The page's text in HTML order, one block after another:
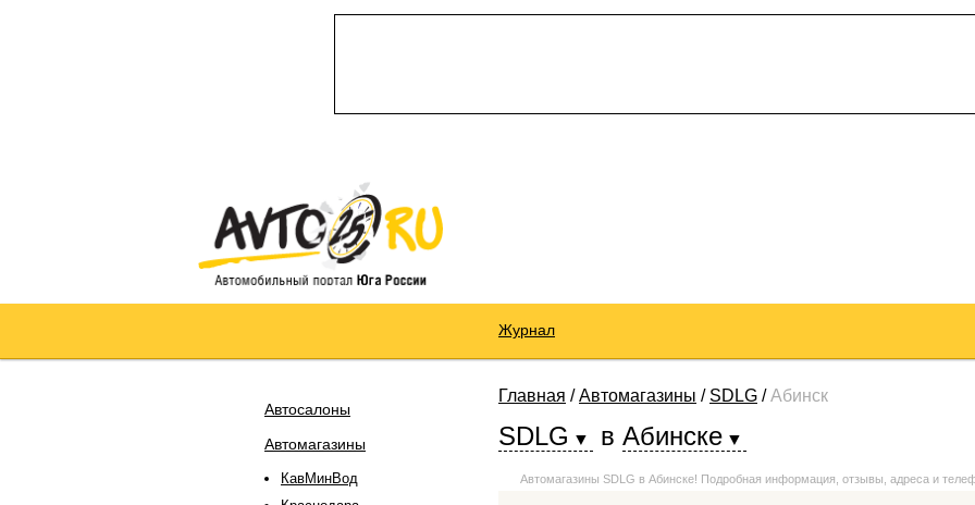
Журнал
Автосалоны
Автомагазины
КавМинВод
Главная /Автомагазины / SDLG /Абинск
SDLG в Абинске
Автомагазины SDLG в Абинске! Подробная информация, отзывы, адреса и